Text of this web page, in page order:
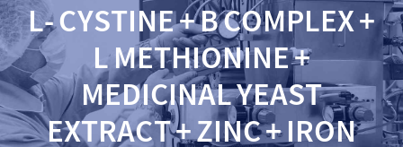
L- CYSTINE + B COMPLEX +
L METHIONINE +
MEDICINAL YEAST
EXTRACT + ZINC + IRON